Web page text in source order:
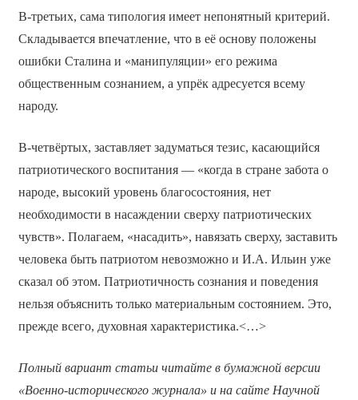
В-третьих, сама типология имеет непонятный критерий.
Складывается впечатление, что в её основу положены
ошибки Сталина и «манипуляции» его режима
общественным сознанием, а упрёк адресуется всему
народу.
В-четвёртых, заставляет задуматься тезис, касающийся
патриотического воспитания — «когда в стране забота о
народе, высокий уровень благосостояния, нет
необходимости в насаждении сверху патриотических
чувств». Полагаем, «насадить», навязать сверху, заставить
человека быть патриотом невозможно и И.А. Ильин уже
сказал об этом. Патриотичность сознания и поведения
нельзя объяснить только материальным состоянием. Это,
прежде всего, духовная характеристика.<…>
Полный вариант статьи читайте в бумажной версии
«Военно-исторического журнала» и на сайте Научной